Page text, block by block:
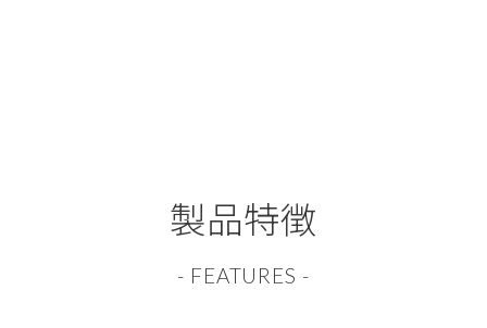
製品特徴
- FEATURES -